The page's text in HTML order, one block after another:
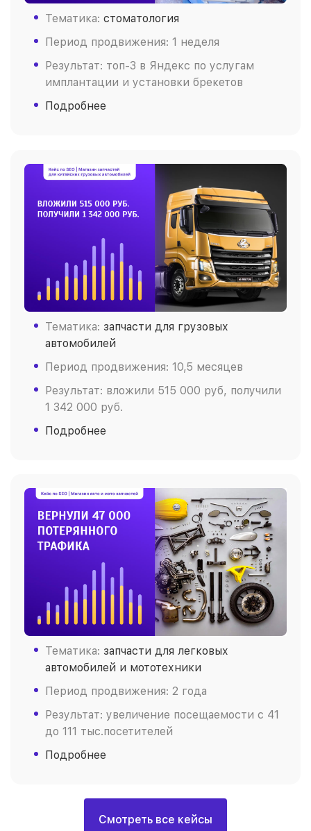
Тематика: стоматология
Период продвижения: 1 неделя
Результат: топ-3 в Яндекс по услугам
имплантации и установки брекетов
Подробнее
Тематика: запчасти для грузовых
автомобилей
Период продвижения: 10,5 месяцев
Результат: вложили 515 000 руб, получили
1 342 000 руб.
Подробнее
Тематика: запчасти для легковых
автомобилей и мототехники
Период продвижения: 2 года
Результат: увеличение посещаемости с 41
до 111 тыс.посетителей
Подробнее
Смотреть все кейсы